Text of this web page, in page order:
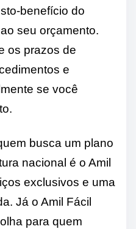
benefício do
seu orçamento.
os prazos de
e
se você
busca um plano
nacional é o Amil
exclusivos e uma
Já o Amil Fácil
para quem